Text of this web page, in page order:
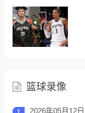
篮球录像
2026年05月12